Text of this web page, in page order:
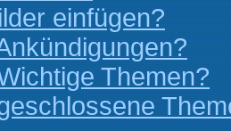
einfügen?
Themen?